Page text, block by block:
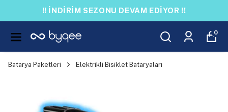
!! İNDİRİM SEZONU DEVAM EDİYOR !!
0
Batarya Paketleri Elektrikli Bisiklet Bataryaları